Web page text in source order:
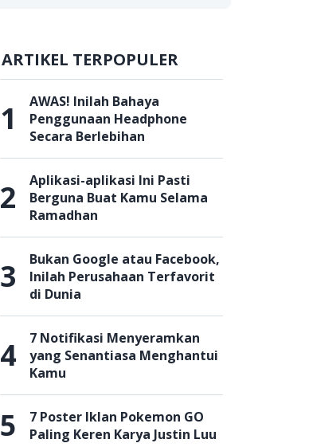
ARTIKEL TERPOPULER
1
AWAS! Inilah Bahaya
Penggunaan Headphone
Secara Berlebihan
2
Aplikasi-aplikasi Ini Pasti
Berguna Buat Kamu Selama
Ramadhan
3
Bukan Google atau Facebook,
Inilah Perusahaan Terfavorit
di Dunia
4
7 Notifikasi Menyeramkan
yang Senantiasa Menghantui
Kamu
5
7 Poster Iklan Pokemon GO
Paling Keren Karya Justin Luu